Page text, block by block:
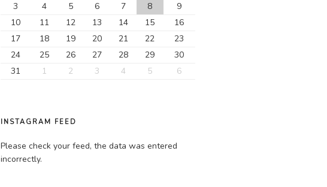
3
4 5 6 7 8
9
10
11 12 13 14 15
16
17
18 19 20 21 22
23
24
25 26 27 28 29
30
31
1 2 3 4 5 6
INSTAGRAM FEED
Please check your feed, the data was entered
incorrectly.